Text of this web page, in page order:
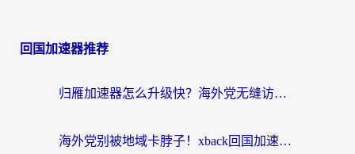
回国加速器推荐
归雁加速器怎么升级快？海外党无缝访问国内资源的全攻略（附免费VPN推荐Dcard热门款）
海外党别被地域卡脖子！xback回国加速器选择全攻略，轻松刷剧玩国服